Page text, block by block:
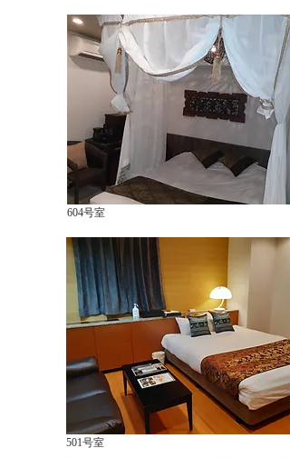
604号室
501号室